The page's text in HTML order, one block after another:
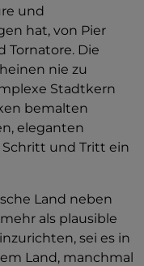
und
hat, von Pier
Tornatore. Die
nie zu
Stadtkern
bemalten
eleganten
und Tritt ein
Land neben
als plausible
sei es in
Land, manchmal